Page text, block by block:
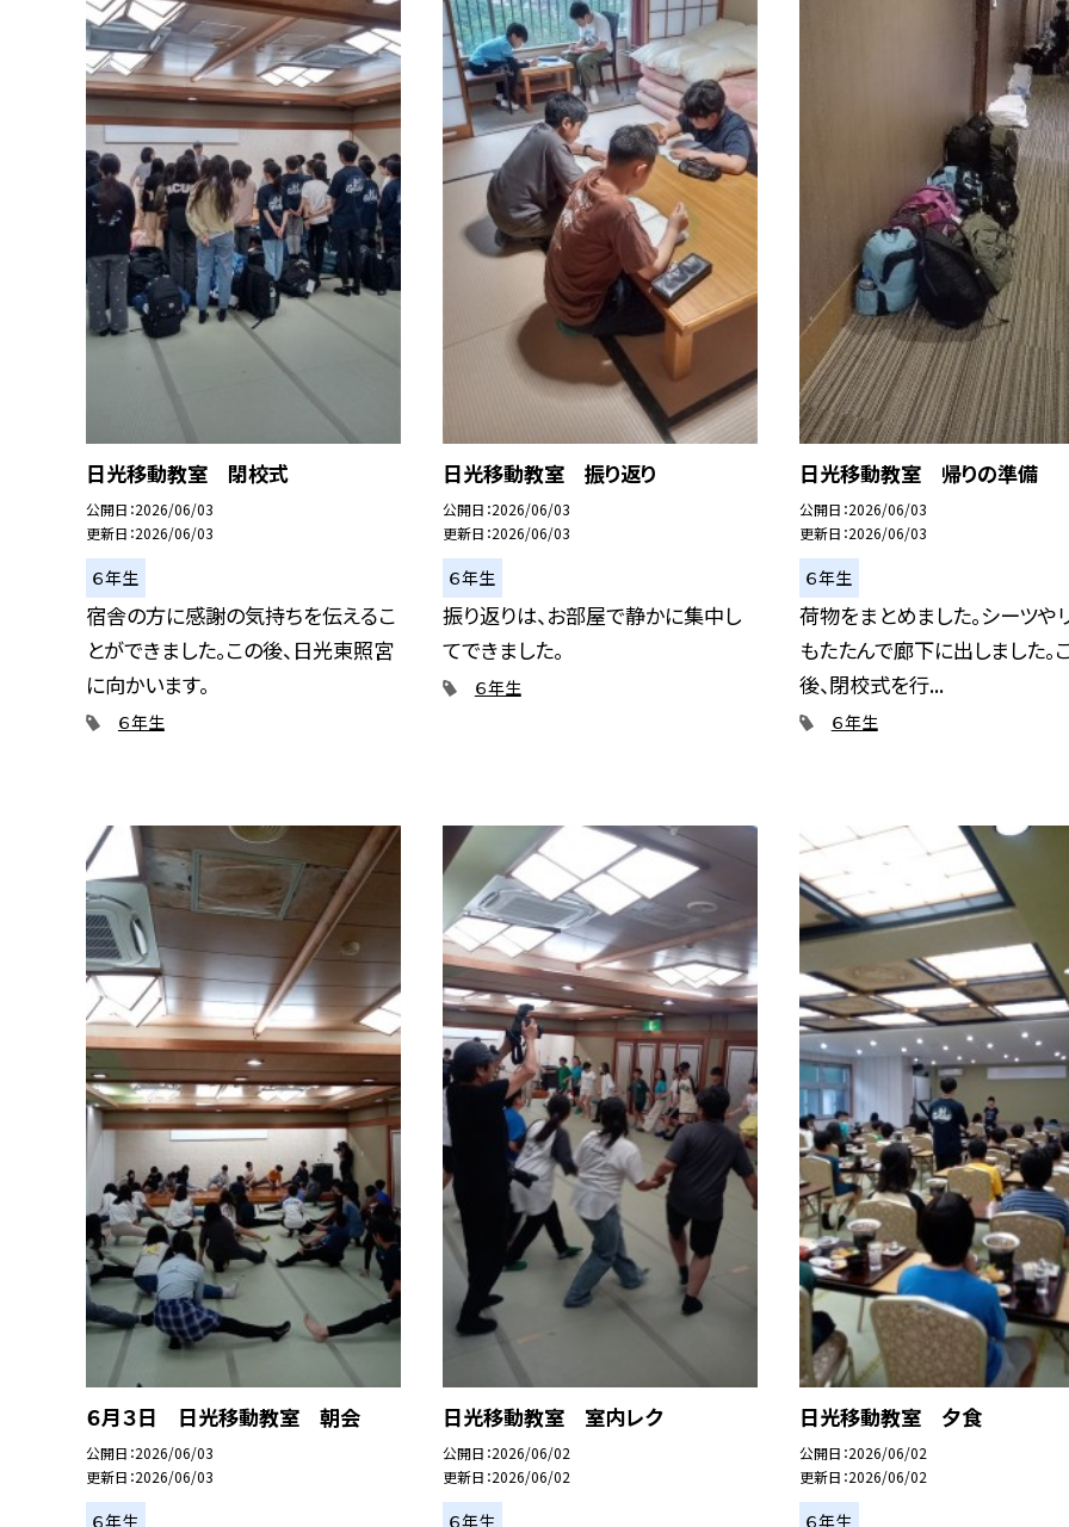
日光移動教室 閉校式
公開日 2026/06/03
更新日 2026/06/03
６年生
宿舎の方に感謝の気持ちを伝えるこ
とができました。この後、日光東照宮
に向かいます。
６年生
日光移動教室 振り返り
公開日 2026/06/03
更新日 2026/06/03
６年生
振り返りは、お部屋で静かに集中し
てできました。
６年生
日光移動教室 帰りの準備
公開日 2026/06/03
更新日 2026/06/03
６年生
荷物をまとめました。シーツや
もたたんで廊下に出しました。
後、閉校式を行...
６年生
６月３日 日光移動教室 朝会
公開日 2026/06/03
更新日 2026/06/03
６年生
日光移動教室 室内レク
公開日 2026/06/02
更新日 2026/06/02
６年生
日光移動教室 夕食
公開日 2026/06/02
更新日 2026/06/02
６年生